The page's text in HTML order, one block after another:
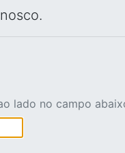
lado no campo